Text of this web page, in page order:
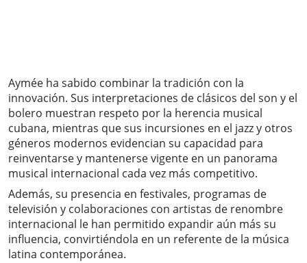
Aymée ha sabido combinar la tradición con la
innovación. Sus interpretaciones de clásicos del son y el
bolero muestran respeto por la herencia musical
cubana, mientras que sus incursiones en el jazz y otros
géneros modernos evidencian su capacidad para
reinventarse y mantenerse vigente en un panorama
musical internacional cada vez más competitivo.
Además, su presencia en festivales, programas de
televisión y colaboraciones con artistas de renombre
internacional le han permitido expandir aún más su
influencia, convirtiéndola en un referente de la música
latina contemporánea.